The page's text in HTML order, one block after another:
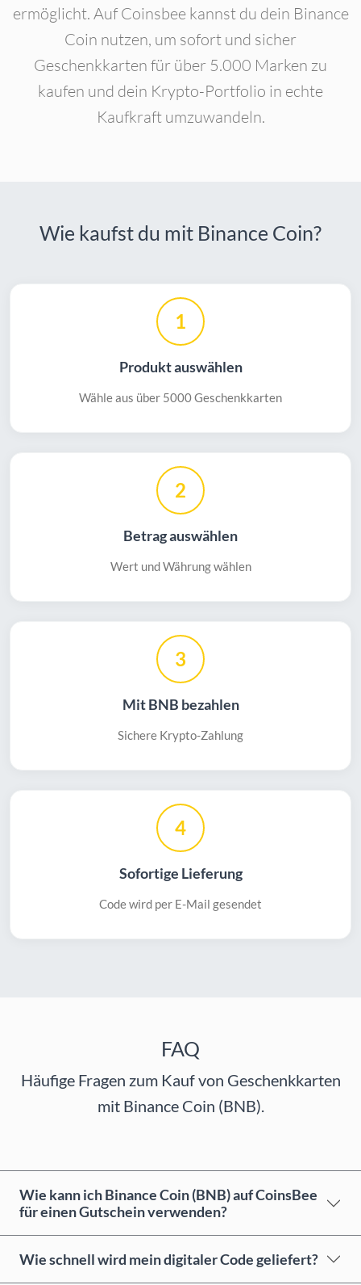
ermöglicht. Auf Coinsbee kannst du dein Binance
Coin nutzen, um sofort und sicher
Geschenkkarten für über 5.000 Marken zu
kaufen und dein Krypto-Portfolio in echte
Kaufkraft umzuwandeln.
Wie kaufst du mit Binance Coin?
1
Produkt auswählen
Wähle aus über 5000 Geschenkkarten
2
Betrag auswählen
Wert und Währung wählen
3
Mit BNB bezahlen
Sichere Krypto-Zahlung
4
Sofortige Lieferung
Code wird per E-Mail gesendet
FAQ
Häufige Fragen zum Kauf von Geschenkkarten
mit Binance Coin (BNB).
Wie kann ich Binance Coin (BNB) auf CoinsBee
für einen Gutschein verwenden?
Wie schnell wird mein digitaler Code geliefert?